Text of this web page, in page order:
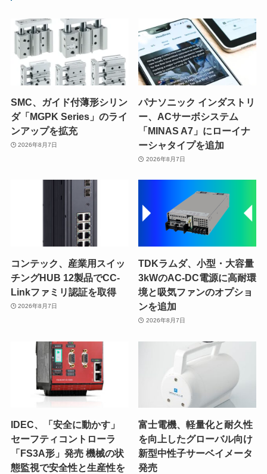
SMC、ガイド付薄形シリン
ダ「MGPK Series」のライ
ンアップを拡充
2026年8月7日
パナソニック インダストリ
ー、ACサーボシステム
「MINAS A7」にローイナ
ーシャタイプを追加
2026年8月7日
コンテック、産業用スイッ
チングHUB 12製品でCC-
Linkファミリ認証を取得
2026年8月7日
TDKラムダ、小型・大容量
3kWのAC-DC電源に高耐環
境と吸気ファンのオプショ
ンを追加
2026年8月7日
IDEC、「安全に動かす」
セーフティコントローラ
「FS3A形」発売 機械の状
態監視で安全性と生産性を
富士電機、軽量化と耐久性
を向上したグローバル向け
新型中性子サーベイメータ
発売